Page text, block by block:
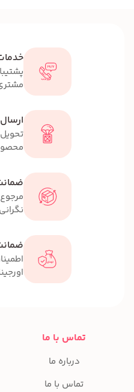
نگرانی
تماس با ما
درباره ما
تماس با ما